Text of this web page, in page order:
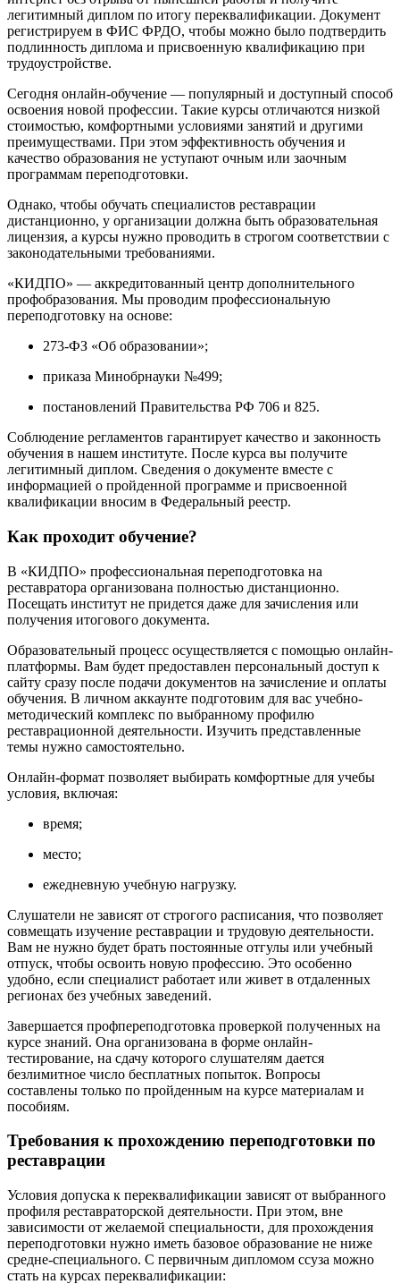
легитимный диплом по итогу переквалификации. Документ
регистрируем в ФИС ФРДО, чтобы можно было подтвердить
подлинность диплома и присвоенную квалификацию при
трудоустройстве.
Сегодня онлайн-обучение — популярный и доступный способ
освоения новой профессии. Такие курсы отличаются низкой
стоимостью, комфортными условиями занятий и другими
преимуществами. При этом эффективность обучения и
качество образования не уступают очным или заочным
программам переподготовки.
Однако, чтобы обучать специалистов реставрации
дистанционно, у организации должна быть образовательная
лицензия, а курсы нужно проводить в строгом соответствии с
законодательными требованиями.
«КИДПО» — аккредитованный центр дополнительного
профобразования. Мы проводим профессиональную
переподготовку на основе:
273-ФЗ «Об образовании»;
приказа Минобрнауки №499;
постановлений Правительства РФ 706 и 825.
Соблюдение регламентов гарантирует качество и законность
обучения в нашем институте. После курса вы получите
легитимный диплом. Сведения о документе вместе с
информацией о пройденной программе и присвоенной
квалификации вносим в Федеральный реестр.
Как проходит обучение?
В «КИДПО» профессиональная переподготовка на
реставратора организована полностью дистанционно.
Посещать институт не придется даже для зачисления или
получения итогового документа.
Образовательный процесс осуществляется с помощью онлайн-
платформы. Вам будет предоставлен персональный доступ к
сайту сразу после подачи документов на зачисление и оплаты
обучения. В личном аккаунте подготовим для вас учебно-
методический комплекс по выбранному профилю
реставрационной деятельности. Изучить представленные
темы нужно самостоятельно.
Онлайн-формат позволяет выбирать комфортные для учебы
условия, включая:
время;
место;
ежедневную учебную нагрузку.
Слушатели не зависят от строгого расписания, что позволяет
совмещать изучение реставрации и трудовую деятельности.
Вам не нужно будет брать постоянные отгулы или учебный
отпуск, чтобы освоить новую профессию. Это особенно
удобно, если специалист работает или живет в отдаленных
регионах без учебных заведений.
Завершается профпереподготовка проверкой полученных на
курсе знаний. Она организована в форме онлайн-
тестирование, на сдачу которого слушателям дается
безлимитное число бесплатных попыток. Вопросы
составлены только по пройденным на курсе материалам и
пособиям.
Требования к прохождению переподготовки по
реставрации
Условия допуска к переквалификации зависят от выбранного
профиля реставраторской деятельности. При этом, вне
зависимости от желаемой специальности, для прохождения
переподготовки нужно иметь базовое образование не ниже
средне-специального. С первичным дипломом ссуза можно
стать на курсах переквалификации: